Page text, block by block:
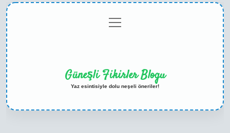
menüyü
aç
Güneşli Fikirler Blogu
Yaz esintisiyle dolu neşeli öneriler!